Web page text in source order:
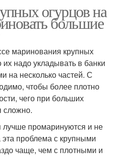
огурцов на
большие
маринования крупных
их надо укладывать в банки
на несколько частей. С
чтобы более плотно
чего при больших
сложно.
промаринуются и не
эта проблема с крупными
чаще, чем с плотными и